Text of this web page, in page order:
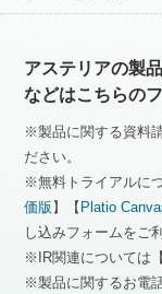
アステリアの製
などはこちらの
※製品に関する資料
ださい。
※無料トライアルに
価版 】【 Platio
し込みフォームをご
※IR関連については【
※製品に関するお電